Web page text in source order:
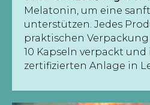
Melatonin, um eine
unterstützen. Jedes
praktischen
10 Kapseln verpackt und
zertifizierten Anlage in